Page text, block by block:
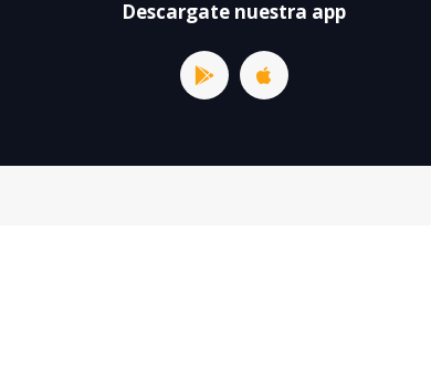
Descargate nuestra app